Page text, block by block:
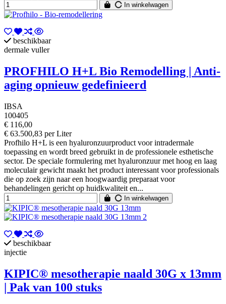
In winkelwagen
beschikbaar
dermale vuller
PROFHILO H+L Bio Remodelling | Anti-
aging opnieuw gedefinieerd
IBSA
100405
€ 116,00
€ 63.500,83 per Liter
Profhilo H+L is een hyaluronzuurproduct voor intradermale
toepassing en wordt breed gebruikt in de professionele esthetische
sector. De speciale formulering met hyaluronzuur met hoog en laag
moleculair gewicht maakt het product interessant voor professionals
die op zoek zijn naar een hoogwaardig preparaat voor
behandelingen gericht op huidkwaliteit en...
In winkelwagen
beschikbaar
injectie
KIPIC® mesotherapie naald 30G x 13mm
| Pak van 100 stuks